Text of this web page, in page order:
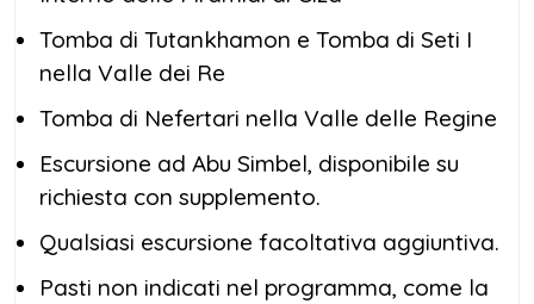
Tomba di Tutankhamon e Tomba di Seti I
nella Valle dei Re
Tomba di Nefertari nella Valle delle Regine
Escursione ad Abu Simbel, disponibile su
richiesta con supplemento.
Qualsiasi escursione facoltativa aggiuntiva.
Pasti non indicati nel programma, come la